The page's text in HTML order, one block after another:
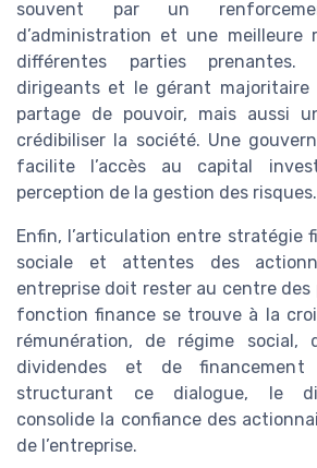
souvent par un
d’administration et une meilleure
différentes parties prenantes.
dirigeants et le gérant
partage de pouvoir, mais aussi
crédibiliser la société. Une
facilite l’accès au capital
perception de la gestion des risques.
Enfin, l’articulation entre stratégie
sociale et attentes des
entreprise doit rester au centre des
fonction finance se trouve à la
rémunération, de régime social,
dividendes et de
structurant ce dialogue, le
consolide la confiance des
de l’entreprise.